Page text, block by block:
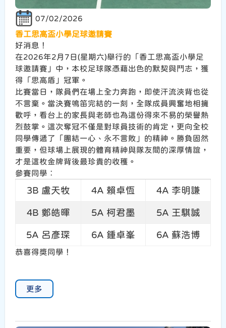
07/02/2026
香工思高盃小學足球邀請賽
好消息！
在2026年2月7日(星期六)舉行的「香工思高盃小學足
球邀請賽」中，本校足球隊憑藉出色的默契與鬥志，獲
得「思高盾」冠軍。
比賽當日，隊員們在場上全力奔跑，即使汗流浹背也從
不言棄。當決賽鳴笛完結的一刻，全隊成員興奮地相擁
歡呼，看台上的家長與老師也為這份得來不易的榮譽熱
烈鼓掌。這次奪冠不僅是對球員技術的肯定，更向全校
同學傳遞了「團結一心、永不言敗」的精神。勝負固然
重要，但球場上展現的體育精神與隊友間的深厚情誼，
才是這枚金牌背後最珍貴的收穫。
參賽同學︰
3B 盧天牧 4A 賴卓恆 4A 李明謙
4B 鄭皓暉 5A 柯君墨 5A 王騏誠
5A 呂彥琛 6A 鍾卓峯 6A 蘇浩博
恭喜得獎同學！
更多